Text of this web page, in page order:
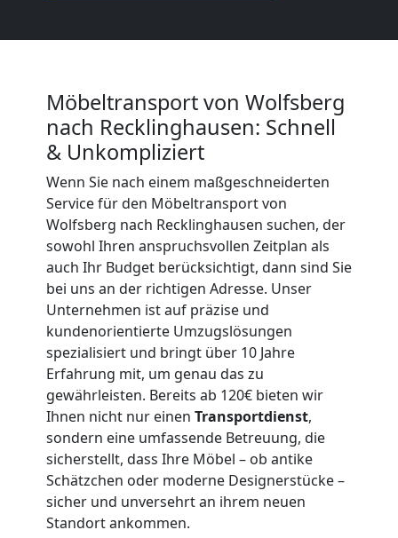
Möbeltransport von Wolfsberg
nach Recklinghausen: Schnell
& Unkompliziert
Wenn Sie nach einem maßgeschneiderten
Service für den Möbeltransport von
Wolfsberg nach Recklinghausen suchen, der
sowohl Ihren anspruchsvollen Zeitplan als
auch Ihr Budget berücksichtigt, dann sind Sie
bei uns an der richtigen Adresse. Unser
Unternehmen ist auf präzise und
kundenorientierte Umzugslösungen
spezialisiert und bringt über 10 Jahre
Erfahrung mit, um genau das zu
gewährleisten. Bereits ab 120€ bieten wir
Ihnen nicht nur einen Transportdienst,
sondern eine umfassende Betreuung, die
sicherstellt, dass Ihre Möbel – ob antike
Schätzchen oder moderne Designerstücke –
sicher und unversehrt an ihrem neuen
Standort ankommen.
Wolfsberg
Kunsttransport
Wolfsberg
Umzug
Wolfsberg
Mann
LKW